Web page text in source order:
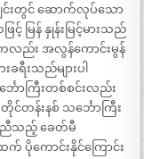
ကျင်းတွင် ဆောက်လုပ်သော
င့် မြန် နှုန်းမြင့်မားသည်
ကလည်း အလွန်ကောင်းမွန်
ခရီးသည်များပါ
ကြီးတစ်စင်းလည်း
တိုင်တန်းနစ် သင်္ဘောကြီး
ညီသည့် ခေတ်မီ
ပိုကောင်းနိုင်ကြောင်း